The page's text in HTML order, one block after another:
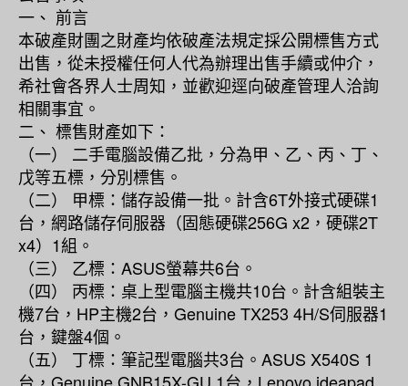
一、 前言
本破產財團之財產均依破產法規定採公開標售方式
出售，從未授權任何人代為辦理出售手續或仲介，
希社會各界人士周知，並歡迎逕向破產管理人洽詢
相關事宜。
二、 標售財產如下：
（一） 二手電腦設備乙批，分為甲、乙、丙、丁、
戊等五標，分別標售。
（二） 甲標：儲存設備一批。計含6T外接式硬碟1
台，網路儲存伺服器（固態硬碟256G x2，硬碟2T
x4）1組。
（三） 乙標：ASUS螢幕共6台。
（四） 丙標：桌上型電腦主機共10台。計含組裝主
機7台，HP主機2台，Genuine TX253 4H/S伺服器1
台，鍵盤4個。
（五） 丁標：筆記型電腦共3台。ASUS X540S 1